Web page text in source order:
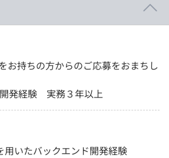
お持ちの方からのご応募をおまちし
開発経験 実務３年以上
いたバックエンド開発経験